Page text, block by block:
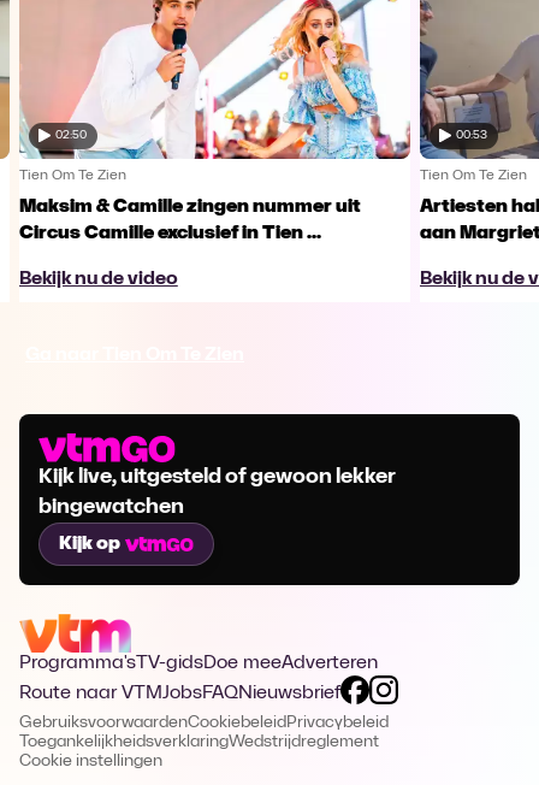
02:50
Tien Om Te Zien
Maksim & Camille zingen nummer uit
Circus Camille exclusief in Tien ...
Bekijk nu de video
00:53
Tien Om Te Zien
Artiesten
aan
Bekijk nu de
Kijk live, uitgesteld of gewoon lekker
bingewatchen
Kijk op
Programma's TV-gidsDoe meeAdverteren
Route naar VTMJobsFAQNieuwsbrief
GebruiksvoorwaardenCookiebeleid Privacybeleid
ToegankelijkheidsverklaringWedstrijdreglement
Cookie instellingen